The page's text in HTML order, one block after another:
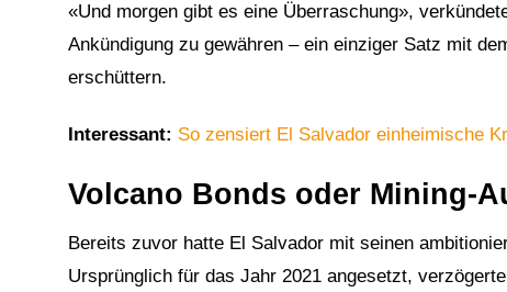
«Und morgen gibt es eine Überraschung»,
Ankündigung zu gewähren – ein einziger Satz mit
erschüttern.
Interessant: So zensiert El Salvador einheimische
Volcano Bonds oder Mining-
Bereits zuvor hatte El Salvador mit seinen
Ursprünglich für das Jahr 2021 angesetzt,